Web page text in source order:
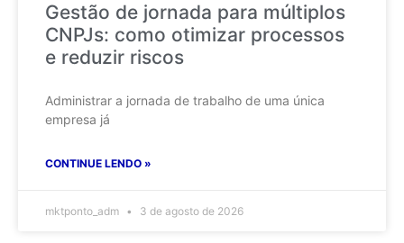
Gestão de jornada para múltiplos
CNPJs: como otimizar processos
e reduzir riscos
Administrar a jornada de trabalho de uma única
empresa já
CONTINUE LENDO »
mktponto_adm 3 de agosto de 2026